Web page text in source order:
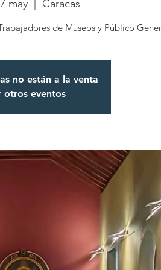
may
  |
Caracas
de Museos y Público
no están a la venta
otros eventos